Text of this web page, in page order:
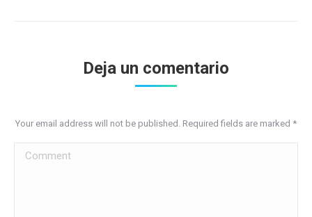
Deja un comentario
Your email address will not be published. Required fields are marked *
Comment